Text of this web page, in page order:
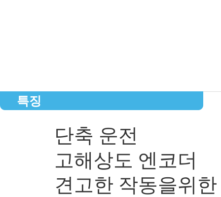
특징
단축 운전
고해상도 엔코더
견고한 작동을위